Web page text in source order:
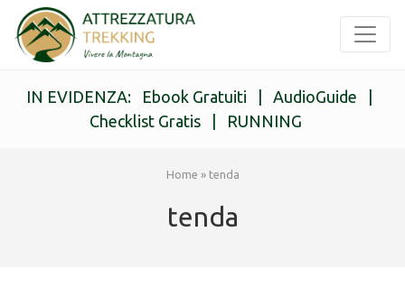
IN EVIDENZA: Ebook Gratuiti AudioGuide
Checklist Gratis| RUNNING
Home » tenda
tenda